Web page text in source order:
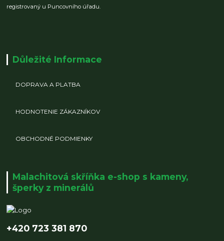
registrovaný u Puncovního úřadu.
Důležité Informace
DOPRAVA A PLATBA
HODNOTENIE ZÁKAZNÍKOV
OBCHODNÉ PODMIENKY
Malachitová skříňka e-shop s kameny,
šperky z minerálů
+420 723 381 870